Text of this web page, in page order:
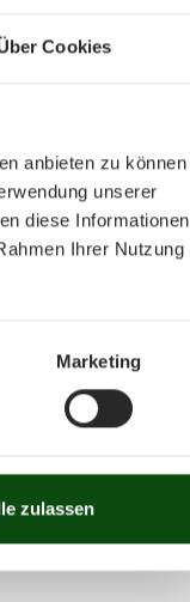
Cookies
anbieten zu können
unserer
diese Informationen
Ihrer Nutzung
Marketing
zulassen